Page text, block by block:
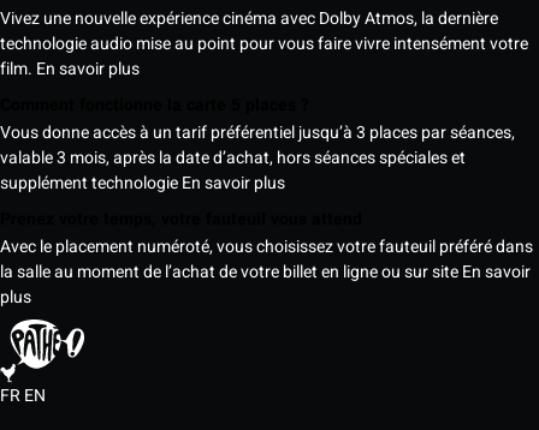
Vivez une nouvelle expérience cinéma avec Dolby Atmos, la dernière
technologie audio mise au point pour vous faire vivre intensément votre
film. En savoir plus
Vous donne accès à un tarif préférentiel jusqu’à 3 places par séances,
valable 3 mois, après la date d’achat, hors séances spéciales et
supplément technologieEn savoir plus
Avec le placement numéroté, vous choisissez votre fauteuil préféré dans
la salle au moment de l’achat de votre billet en ligne ou sur siteEn savoir
plus
FREN